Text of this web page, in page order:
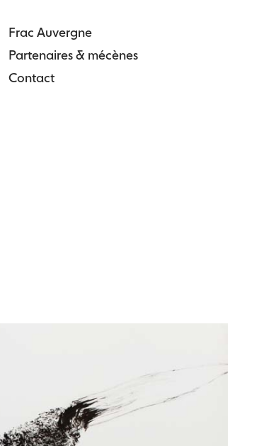
Frac Auvergne
Partenaires & mécènes
Contact